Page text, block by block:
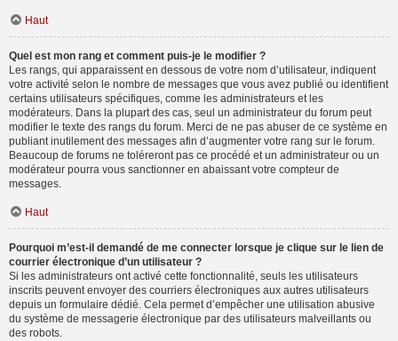
Haut
Quel est mon rang et comment puis-je le modifier ?
Les rangs, qui apparaissent en dessous de votre nom d’utilisateur, indiquent
votre activité selon le nombre de messages que vous avez publié ou identifient
certains utilisateurs spécifiques, comme les administrateurs et les
modérateurs. Dans la plupart des cas, seul un administrateur du forum peut
modifier le texte des rangs du forum. Merci de ne pas abuser de ce système en
publiant inutilement des messages afin d’augmenter votre rang sur le forum.
Beaucoup de forums ne toléreront pas ce procédé et un administrateur ou un
modérateur pourra vous sanctionner en abaissant votre compteur de
messages.
Haut
Pourquoi m’est-il demandé de me connecter lorsque je clique sur le lien de
courrier électronique d’un utilisateur ?
Si les administrateurs ont activé cette fonctionnalité, seuls les utilisateurs
inscrits peuvent envoyer des courriers électroniques aux autres utilisateurs
depuis un formulaire dédié. Cela permet d’empêcher une utilisation abusive
du système de messagerie électronique par des utilisateurs malveillants ou
des robots.